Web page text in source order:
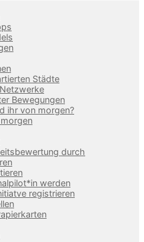
Städte
Bewegungen
ihr von morgen?
durch
werden
registrieren